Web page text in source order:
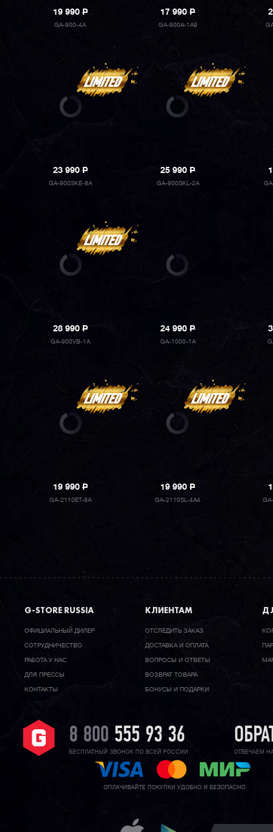
19 990P
GA-900-4A
17 990P
GA-900A-1A9
23 990P
GA-900SKE-8A
25 990P
GA-900SKL-2A
28 990P
GA-900VB-1A
24 990P
GA-1000-1A
19 990P
GA-2110ET-8A
19 990P
GA-2110SL-4A4
G-STORE RUSSIA
ОФИЦИАЛЬНЫЙ ДИЛЕР
CОТРУДНИЧЕСТВО
РАБОТА У НАС
ДЛЯ ПРЕССЫ
КОНТАКТЫ
КЛИЕНТАМ
ОТСЛЕДИТЬ ЗАКАЗ
ДОСТАВКА И ОПЛАТА
ВОПРОСЫ И ОТВЕТЫ
ВОЗВРАТ ТОВАРА
БОНУСЫ И ПОДАРКИ
8 800 555 93 36
БЕСПЛАТНЫЙ ЗВОНОК ПО ВСЕЙ РОССИИ ОТВЕЧАЕМ
ОПЛАЧИВАЙТЕ ПОКУПКИ УДОБНО И БЕЗОПАСНО